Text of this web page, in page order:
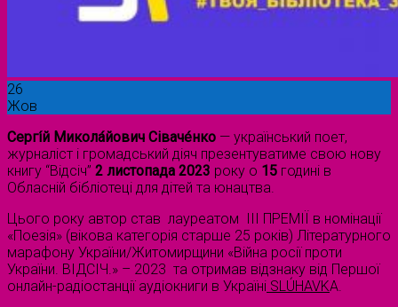
26
Жов
Сергі́й Микола́йович Сіваче́нко — український поет,
журналіст і громадський діяч презентуватиме свою нову
книгу “Відсіч” 2 листопада 2023 року о 15 годині в
Обласній бібліотеці для дітей та юнацтва.
Цього року автор став лауреатом ІІІ ПРЕМІЇ в номінації
«Поезія» (вікова категорія старше 25 років) Літературного
марафону України/Житомирщини «Війна росії проти
України. ВІДСІЧ.» – 2023 та отримав відзнаку від Першої
онлайн-радіостанції аудіокниги в Україні SLÚHAVKA.